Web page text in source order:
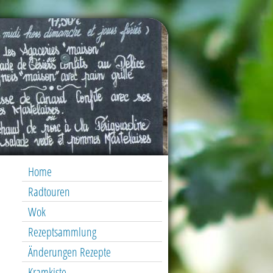
Home
Radtouren
Wok
Rezeptsammlung
Änderungen Rezepte